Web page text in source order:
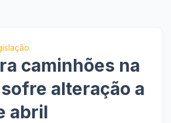
caminhões na
alteração a
abril